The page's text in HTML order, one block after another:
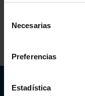
Necesarias
Preferencias
Estadística